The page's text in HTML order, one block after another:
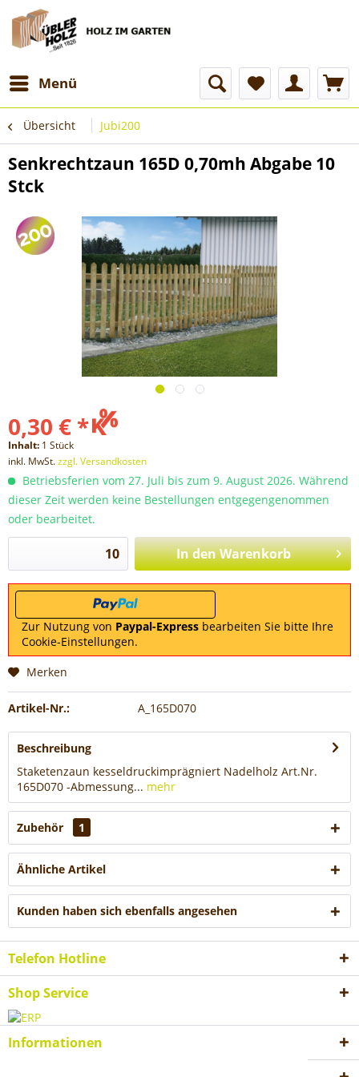
Menü
Übersicht Jubi200
Senkrechtzaun 165D 0,70mh Abgabe 10
Stck
0,30 € *
Inhalt: 1 Stück
inkl. MwSt.zzgl. Versandkosten
Betriebsferien vom 27. Juli bis zum 9. August 2026. Während
dieser Zeit werden keine Bestellungen entgegengenommen
oder bearbeitet.
In denWarenkorb
Zur Nutzung von Paypal-Express bearbeiten Sie bitte Ihre
Cookie-Einstellungen.
Merken
Artikel-Nr.: A_165D070
Beschreibung
Staketenzaun kesseldruckimprägniert Nadelholz Art.Nr.
165D070 -Abmessung... mehr
Zubehör 1
Ähnliche Artikel
Kunden haben sich ebenfalls angesehen
Telefon Hotline
Shop Service
Informationen